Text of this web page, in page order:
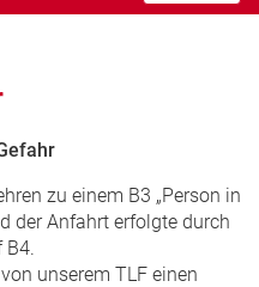
zu einem B3 „Person in
der Anfahrt erfolgte durch
B4.
unserem TLF einen